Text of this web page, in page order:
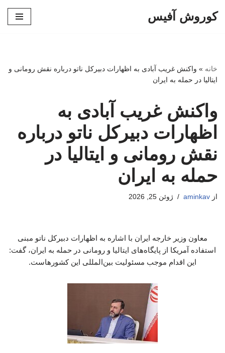
کوروش آفیس
خانه » واکنش غریب آبادی به اظهارات دبیرکل ناتو درباره نقش رومانی و
ایتالیا در حمله به ایران
واکنش غریب آبادی به
اظهارات دبیرکل ناتو درباره
نقش رومانی و ایتالیا در
حمله به ایران
از aminkav ژوئن 25, 2026
معاون وزیر خارجه ایران با اشاره به اظهارات دبیرکل ناتو مبنی
استفاده آمریکا از پایگاه‌های ایتالیا و رومانی در حمله به ایران، گفت:
این اقدام موجب مسئولیت بین‌المللی این کشورهاست.